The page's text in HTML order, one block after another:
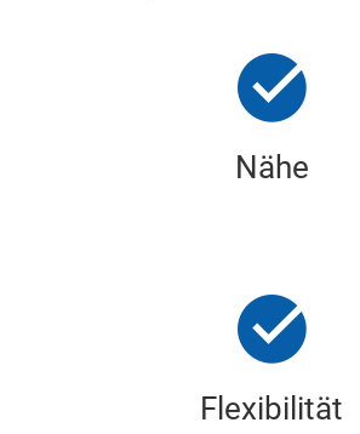
Nähe
Flexibilität